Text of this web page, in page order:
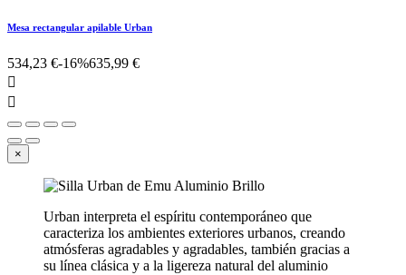
Mesa rectangular apilable Urban
534,23 €-16%635,99 €


×
Urban interpreta el espíritu contemporáneo que
caracteriza los ambientes exteriores urbanos, creando
atmósferas agradables y agradables, también gracias a
su línea clásica y a la ligereza natural del aluminio